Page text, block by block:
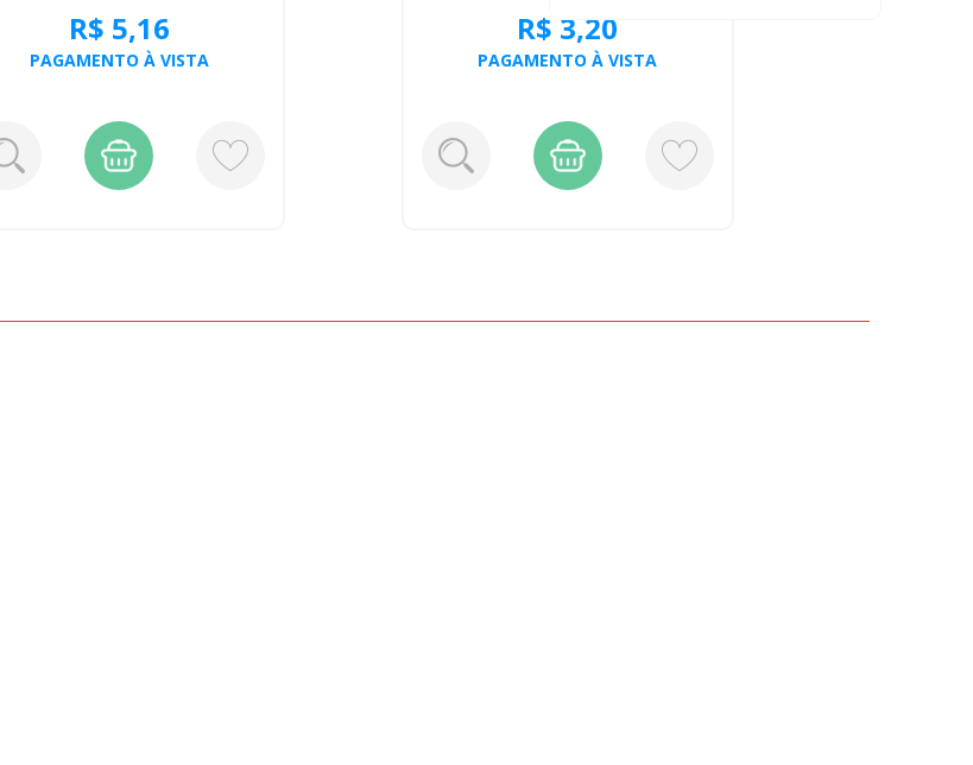
R$ 5,16
PAGAMENTO À VISTA
R$ 3,20
PAGAMENTO À VISTA